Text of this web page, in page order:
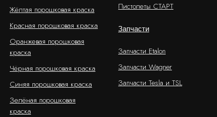
Жёлтая порошковая краска
Красная порошковая краска
Оранжевая порошковая
краска
Чёрная порошковая краска
Синяя порошковая краска
Зелёная порошковая
краска
Пистолеты СТАРТ
Запчасти
Запчасти Etalon
Запчасти Wagner
Запчасти Tesla и TSL